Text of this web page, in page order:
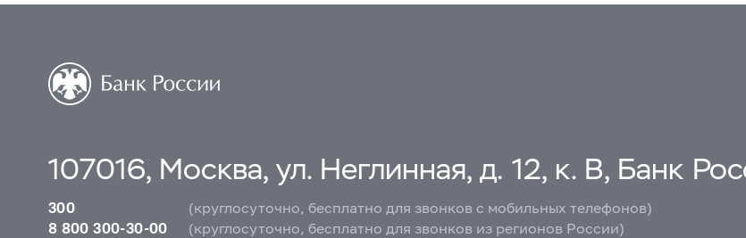
107016, Москва, ул. Неглинная, д. 12, к. В, Банк
300
(круглосуточно, бесплатно для звонков с мобильных телефонов)
8 800 300-30-00
(круглосуточно, бесплатно для звонков из регионов России)